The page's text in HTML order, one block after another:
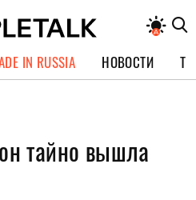
IN RUSSIA НОВОСТИ
тайно вышла